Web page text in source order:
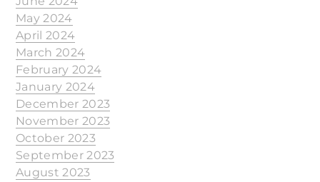
May 2024
April 2024
March 2024
February 2024
January 2024
December 2023
November 2023
October 2023
September 2023
August 2023